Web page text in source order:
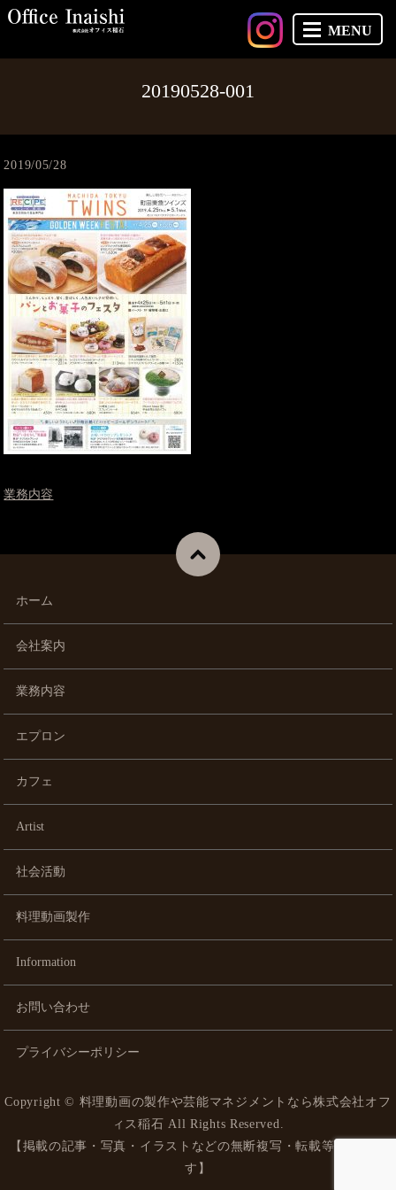
MENU
20190528-001
2019/05/28
業務内容
ホーム
会社案内
業務内容
エプロン
カフェ
Artist
社会活動
料理動画製作
Information
お問い合わせ
プライバシーポリシー
Copyright © 料理動画の製作や芸能マネジメントなら株式会社オフ
ィス稲石 All Rights Reserved.
【掲載の記事・写真・イラストなどの無断複写・転載等を禁じま
す】